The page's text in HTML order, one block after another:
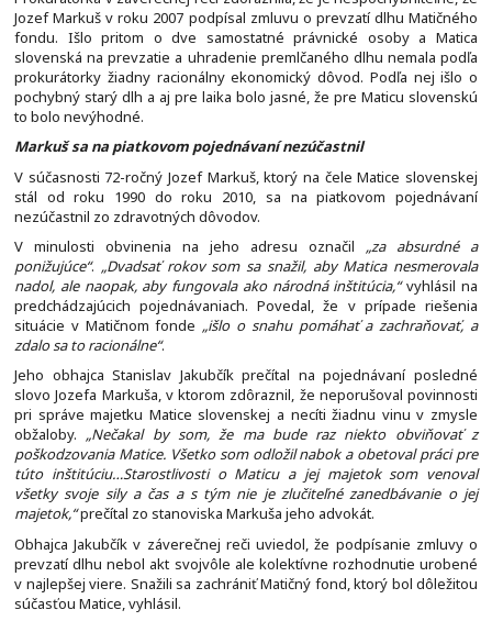
Jozef Markuš v roku 2007 podpísal zmluvu o prevzatí dlhu Matičného
fondu. Išlo pritom o dve samostatné právnické osoby a Matica
slovenská na prevzatie a uhradenie premlčaného dlhu nemala podľa
prokurátorky žiadny racionálny ekonomický dôvod. Podľa nej išlo o
pochybný starý dlh a aj pre laika bolo jasné, že pre Maticu slovenskú
to bolo nevýhodné.
Markuš sa na piatkovom pojednávaní nezúčastnil
V súčasnosti 72-ročný Jozef Markuš, ktorý na čele Matice slovenskej
stál od roku 1990 do roku 2010, sa na piatkovom pojednávaní
nezúčastnil zo zdravotných dôvodov.
V minulosti obvinenia na jeho adresu označil „za absurdné a
ponižujúce“. „Dvadsať rokov som sa snažil, aby Matica nesmerovala
nadol, ale naopak, aby fungovala ako národná inštitúcia,“vyhlásil na
predchádzajúcich pojednávaniach. Povedal, že v prípade riešenia
situácie v Matičnom fonde „išlo o snahu pomáhať a zachraňovať, a
zdalo sa to racionálne“.
Jeho obhajca Stanislav Jakubčík prečítal na pojednávaní posledné
slovo Jozefa Markuša, v ktorom zdôraznil, že neporušoval povinnosti
pri správe majetku Matice slovenskej a necíti žiadnu vinu v zmysle
obžaloby. „Nečakal by som, že ma bude raz niekto obviňovať z
poškodzovania Matice. Všetko som odložil nabok a obetoval práci pre
túto inštitúciu…Starostlivosti o Maticu a jej majetok som venoval
všetky svoje sily a čas a s tým nie je zlučiteľné zanedbávanie o jej
majetok,“prečítal zo stanoviska Markuša jeho advokát.
Obhajca Jakubčík v záverečnej reči uviedol, že podpísanie zmluvy o
prevzatí dlhu nebol akt svojvôle ale kolektívne rozhodnutie urobené
v najlepšej viere. Snažili sa zachrániť Matičný fond, ktorý bol dôležitou
súčasťou Matice, vyhlásil.